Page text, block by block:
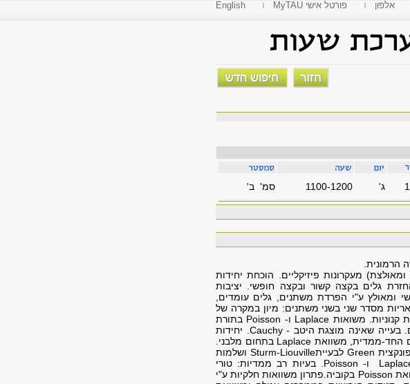
English MyTAU פורטל אישי אלפון
סמ' ב' 1100-1200 'ג
הרמונית.
מעקרונות פיזיקליים. הוכחת יחידות
החזרת גלים בקצה קשור ובקצה חופשי. יציבות
ומאולץ ע"י הפרדת משתנים, גלים עומדים,
מסדר שני בשני משתנים: מיון במקרה של
קנוניות. משואות Laplace ו- Poisson בתורת
בעייה שאינה מוצגת היטב -Cauchy . יחידות
החד-ממדית, משוואת Laplace בתחום מלבני.
GreenלבעייתSturm-Liouvilleושלמות
ו-Poisson . בעיות רב ממדיות: טורי
Poisson בקוביה.פתרון משוואות חלקיות ע"י